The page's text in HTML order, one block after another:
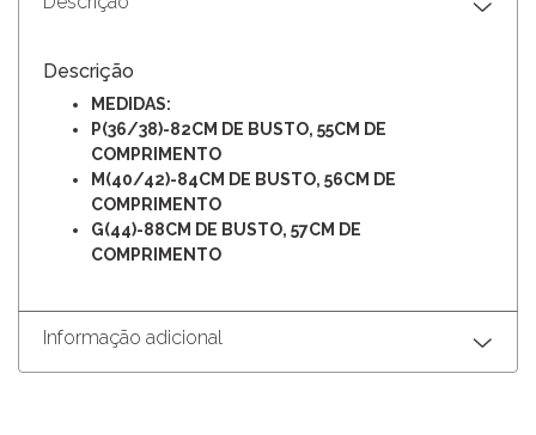
Descrição
MEDIDAS:
P(36/38)-82CM DE BUSTO, 55CM DE
COMPRIMENTO
M(40/42)-84CM DE BUSTO, 56CM DE
COMPRIMENTO
G(44)-88CM DE BUSTO, 57CM DE
COMPRIMENTO
Informação adicional